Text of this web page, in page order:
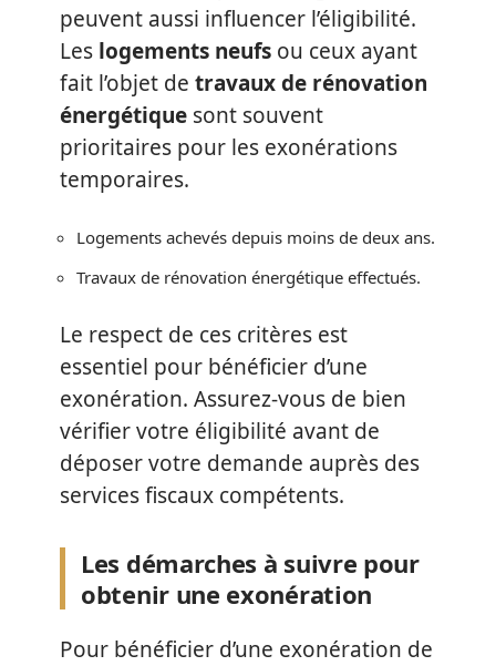
peuvent aussi influencer l’éligibilité.
Les logements neufs ou ceux ayant
fait l’objet de travaux de rénovation
énergétique sont souvent
prioritaires pour les exonérations
temporaires.
Logements achevés depuis moins de deux ans.
Travaux de rénovation énergétique effectués.
Le respect de ces critères est
essentiel pour bénéficier d’une
exonération. Assurez-vous de bien
vérifier votre éligibilité avant de
déposer votre demande auprès des
services fiscaux compétents.
Les démarches à suivre pour
obtenir une exonération
Pour bénéficier d’une exonération de